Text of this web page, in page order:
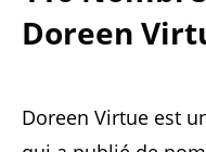
Doreen
Doreen Virtue est